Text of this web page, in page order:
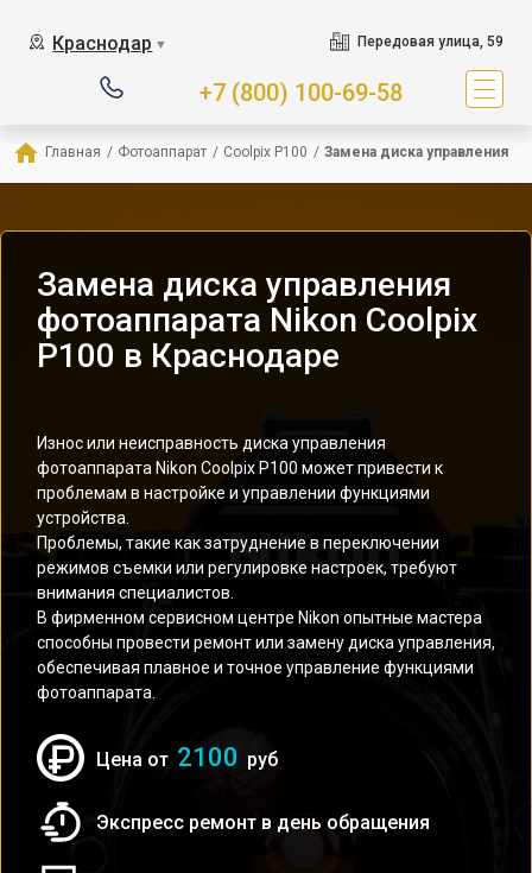
Краснодар ▼ Передовая улица, 59
+7 (800) 100-69-58
Главная / Фотоаппарат / Coolpix P100 / Замена диска управления
Замена диска управления
фотоаппарата Nikon Coolpix
P100 в Краснодаре
Износ или неисправность диска управления
фотоаппарата Nikon Coolpix P100 может привести к
проблемам в настройке и управлении функциями
устройства.
Проблемы, такие как затруднение в переключении
режимов съемки или регулировке настроек, требуют
внимания специалистов.
В фирменном сервисном центре Nikon опытные мастера
способны провести ремонт или замену диска управления,
обеспечивая плавное и точное управление функциями
фотоаппарата.
Цена от 2100 руб
Экспресс ремонт в день обращения